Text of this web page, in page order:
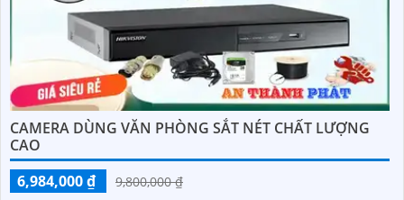
CAMERA DÙNG VĂN PHÒNG SẮT NÉT CHẤT LƯỢNG
CAO
6,984,000 ₫
9,800,000 ₫